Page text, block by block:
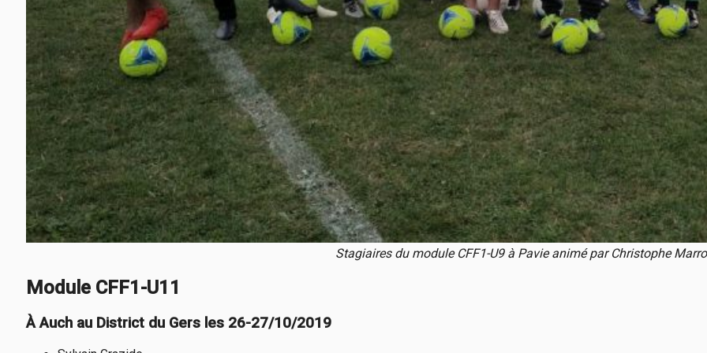
Stagiaires du module CFF1-U9 à Pavie animé par Christophe
Module CFF1-U11
À Auch au District du Gers les 26-27/10/2019